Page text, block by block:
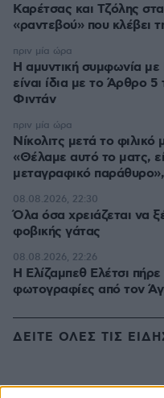
Καρέτσας και Τζόλης
«ραντεβού» που κλέβει
Η αμυντική συμφωνία με
είναι ίδια με το Άρθρο
Φιντάν
πριν μία ώρα
Νίκολιτς μετά το
«Θέλαμε αυτό το ματς,
μεταγραφικό παράθυρο»,
πριν μία ώρα
Όλα όσα χρειάζεται να
φοβικής γάτας
08.08.2026, 22:30
Η Ελίζαμπεθ Ελέτσι
φωτογραφίες από τον
08.08.2026, 22:26
ΔΕΙΤΕ ΟΛΕΣ ΤΙΣ